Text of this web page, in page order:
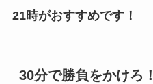
21時がおすすめです！
30分で勝負をかけろ！